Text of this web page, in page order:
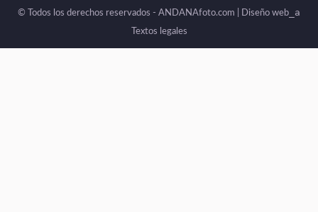
© Todos los derechos reservados - ANDANAfoto.com | Diseño web _a
Textos legales